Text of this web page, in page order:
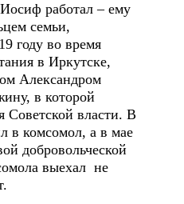
работал – ему
семьи,
году во время
в Иркутске,
Александром
в которой
Советской власти. В
в комсомол, а в мае
добровольческой
выехал не